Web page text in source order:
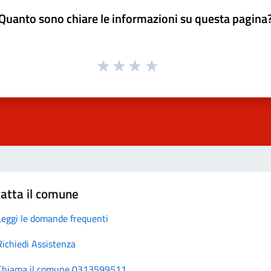
sono chiare le informazioni su questa
il comune
le domande frequenti
Assistenza